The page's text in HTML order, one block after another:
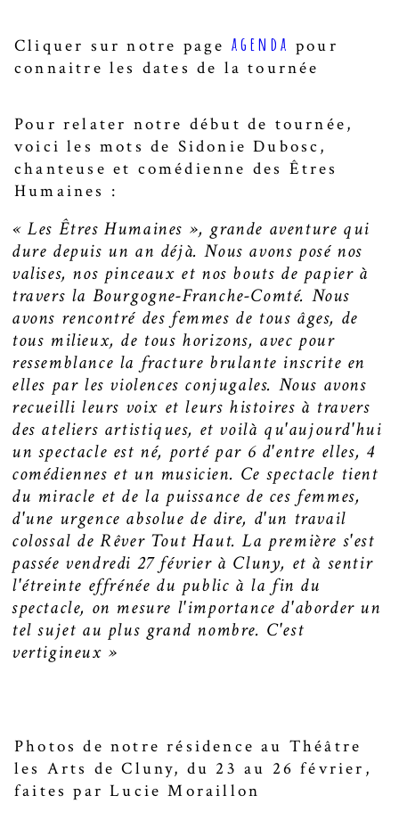
Cliquer sur notre page agenda pour
connaitre les dates de la tournée
Pour relater notre début de tournée,
voici les mots de Sidonie Dubosc,
chanteuse et comédienne des Êtres
Humaines :
« Les Êtres Humaines », grande aventure qui
dure depuis un an déjà. Nous avons posé nos
valises, nos pinceaux et nos bouts de papier à
travers la Bourgogne-Franche-Comté. Nous
avons rencontré des femmes de tous âges, de
tous milieux, de tous horizons, avec pour
ressemblance la fracture brulante inscrite en
elles par les violences conjugales. Nous avons
recueilli leurs voix et leurs histoires à travers
des ateliers artistiques, et voilà qu'aujourd'hui
un spectacle est né, porté par 6 d'entre elles, 4
comédiennes et un musicien. Ce spectacle tient
du miracle et de la puissance de ces femmes,
d'une urgence absolue de dire, d'un travail
colossal de Rêver Tout Haut. La première s'est
passée vendredi 27 février à Cluny, et à sentir
l'étreinte effrénée du public à la fin du
spectacle, on mesure l'importance d'aborder un
tel sujet au plus grand nombre. C'est
vertigineux »
Photos de notre résidence au Théâtre
les Arts de Cluny, du 23 au 26 février,
faites par Lucie Moraillon